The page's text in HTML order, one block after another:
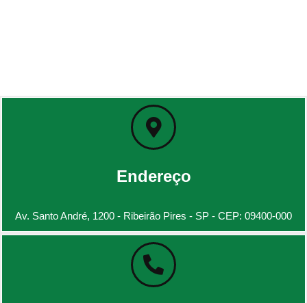
Endereço
Av. Santo André, 1200 - Ribeirão Pires - SP - CEP: 09400-000